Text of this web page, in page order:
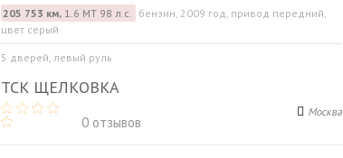
205 753 км,1.6 МТ 98 л.с. бензин, 2009 год, привод передний,
цвет серый
5 дверей, левый руль
ТСК ЩЕЛКОВКА
0 отзывов
Москва